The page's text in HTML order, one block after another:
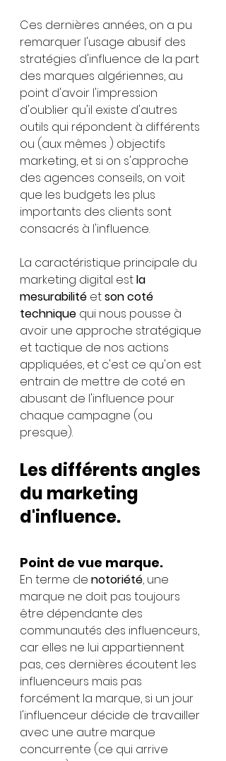
Ces dernières années, on a pu
remarquer l'usage abusif des
stratégies d'influence de la part
des marques algériennes, au
point d'avoir l'impression
d'oublier qu'il existe d'autres
outils qui répondent à différents
ou (aux mêmes ) objectifs
marketing, et si on s'approche
des agences conseils, on voit
que les budgets les plus
importants des clients sont
consacrés à l'influence.
La caractéristique principale du
marketing digital est la
mesurabilité et son coté
technique qui nous pousse à
avoir une approche stratégique
et tactique de nos actions
appliquées, et c'est ce qu'on est
entrain de mettre de coté en
abusant de l'influence pour
chaque campagne (ou
presque).
Les différents angles
du marketing
d'influence.
Point de vue marque.
En terme de notoriété, une
marque ne doit pas toujours
être dépendante des
communautés des influenceurs,
car elles ne lui appartiennent
pas, ces dernières écoutent les
influenceurs mais pas
forcément la marque, si un jour
l'influenceur décide de travailler
avec une autre marque
concurrente (ce qui arrive